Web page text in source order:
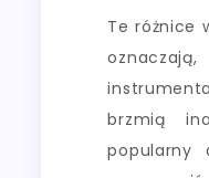
Te różnice
brzmią
popularny